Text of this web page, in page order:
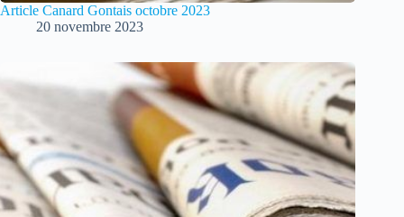
Article Canard Gontais octobre 2023
20 novembre 2023